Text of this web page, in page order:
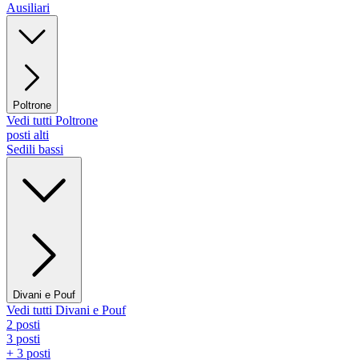
Ausiliari
Poltrone
Vedi tutti Poltrone
posti alti
Sedili bassi
Divani e Pouf
Vedi tutti Divani e Pouf
2 posti
3 posti
+ 3 posti